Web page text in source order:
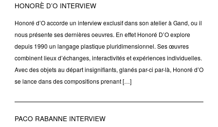
HONORÈ D’O INTERVIEW
Honoré d’O accorde un interview exclusif dans son atelier à Gand, ou il
nous présente ses dernières oeuvres. En effet Honoré D’O explore
depuis 1990 un langage plastique pluridimensionnel. Ses œuvres
combinent lieux d’échanges, interactivités et expériences individuelles.
Avec des objets au départ insignifiants, glanés par-ci par-là, Honoré d’O
se lance dans des compositions prenant […]
PACO RABANNE INTERVIEW